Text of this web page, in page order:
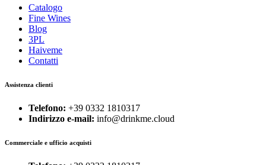
Catalogo
Fine Wines
Blog
3PL
Haiveme
Contatti
Assistenza clienti
Telefono: +39 0332 1810317
Indirizzo e-mail: info@drinkme.cloud
Commerciale e ufficio acquisti